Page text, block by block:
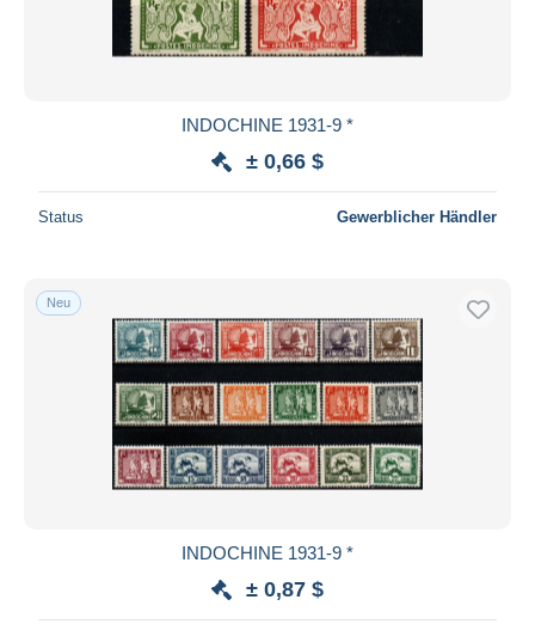
INDOCHINE 1931-9 *
± 0,66 $
Status Gewerblicher Händler
Neu
INDOCHINE 1931-9 *
± 0,87 $